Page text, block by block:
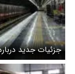
جزئیات جدید
تهران برای برخی